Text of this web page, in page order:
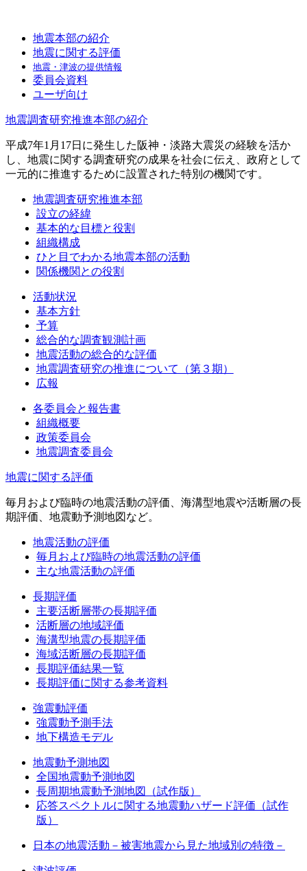
地震本部の紹介
地震に関する評価
地震・津波の提供情報
委員会資料
ユーザ向け
地震調査研究推進本部の紹介
平成7年1月17日に発生した阪神・淡路大震災の経験を活か
し、地震に関する調査研究の成果を社会に伝え、政府として
一元的に推進するために設置された特別の機関です。
地震調査研究推進本部
設立の経緯
基本的な目標と役割
組織構成
ひと目でわかる地震本部の活動
関係機関との役割
活動状況
基本方針
予算
総合的な調査観測計画
地震活動の総合的な評価
地震調査研究の推進について（第３期）
広報
各委員会と報告書
組織概要
政策委員会
地震調査委員会
地震に関する評価
毎月および臨時の地震活動の評価、海溝型地震や活断層の長
期評価、地震動予測地図など。
地震活動の評価
毎月および臨時の地震活動の評価
主な地震活動の評価
長期評価
主要活断層帯の長期評価
活断層の地域評価
海溝型地震の長期評価
海域活断層の長期評価
長期評価結果一覧
長期評価に関する参考資料
強震動評価
強震動予測手法
地下構造モデル
地震動予測地図
全国地震動予測地図
長周期地震動予測地図（試作版）
応答スペクトルに関する地震動ハザード評価（試作
版）
日本の地震活動－被害地震から見た地域別の特徴－